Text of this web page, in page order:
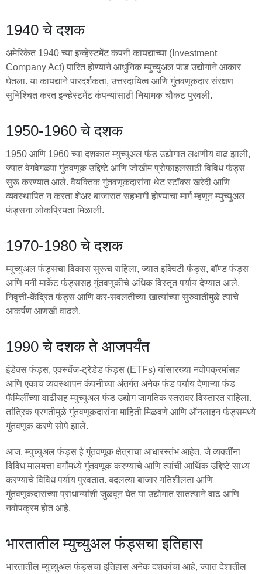
1940 चे दशक
अमेरिकेत 1940 च्या इन्व्हेस्टमेंट कंपनी कायद्याच्या (Investment
Company Act) पारित होण्याने आधुनिक म्युच्युअल फंड उद्योगाने आकार
घेतला. या कायद्याने पारदर्शकता, उत्तरदायित्व आणि गुंतवणूकदार संरक्षण
सुनिश्चित करत इन्व्हेस्टमेंट कंपन्यांसाठी नियामक चौकट पुरवली.
1950-1960 चे दशक
1950 आणि 1960 च्या दशकात म्युच्युअल फंड उद्योगात लक्षणीय वाढ झाली,
ज्यात वेगवेगळ्या गुंतवणूक उद्दिष्टे आणि जोखीम प्रोफाइलसाठी विविध फंड्स
सुरू करण्यात आले. वैयक्तिक गुंतवणूकदारांना थेट स्टॉक्स खरेदी आणि
व्यवस्थापित न करता शेअर बाजारात सहभागी होण्याचा मार्ग म्हणून म्युच्युअल
फंड्सना लोकप्रियता मिळाली.
1970-1980 चे दशक
म्युच्युअल फंड्सचा विकास सुरूच राहिला, ज्यात इक्विटी फंड्स, बॉण्ड फंड्स
आणि मनी मार्केट फंड्ससह गुंतवणुकीचे अधिक विस्तृत पर्याय देण्यात आले.
निवृत्ती-केंद्रित फंड्स आणि कर-सवलतीच्या खात्यांच्या सुरुवातीमुळे त्यांचे
आकर्षण आणखी वाढले.
1990 चे दशक ते आजपर्यंत
इंडेक्स फंड्स, एक्स्चेंज-ट्रेडेड फंड्स (ETFs) यांसारख्या नवोपक्रमांसह
आणि एकाच व्यवस्थापन कंपनीच्या अंतर्गत अनेक फंड पर्याय देणाऱ्या फंड
फॅमिलींच्या वाढीसह म्युच्युअल फंड उद्योग जागतिक स्तरावर विस्तारत राहिला.
तांत्रिक प्रगतीमुळे गुंतवणूकदारांना माहिती मिळवणे आणि ऑनलाइन फंड्समध्ये
गुंतवणूक करणे सोपे झाले.
आज, म्युच्युअल फंड्स हे गुंतवणूक क्षेत्राचा आधारस्तंभ आहेत, जे व्यक्तींना
विविध मालमत्ता वर्गांमध्ये गुंतवणूक करण्याचे आणि त्यांची आर्थिक उद्दिष्टे साध्य
करण्याचे विविध पर्याय पुरवतात. बदलत्या बाजार गतिशीलता आणि
गुंतवणूकदारांच्या प्राधान्यांशी जुळवून घेत या उद्योगात सातत्याने वाढ आणि
नवोपक्रम होत आहे.
भारतातील म्युच्युअल फंड्सचा इतिहास
भारतातील म्युच्युअल फंड्सचा इतिहास अनेक दशकांचा आहे, ज्यात देशातील